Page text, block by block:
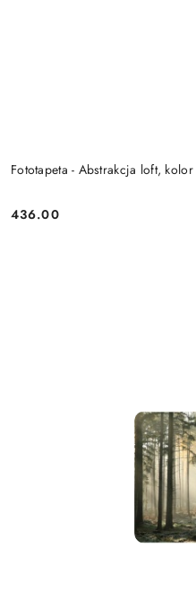
Fototapeta - Abstrakcja loft, kolor
Cena:
436.00